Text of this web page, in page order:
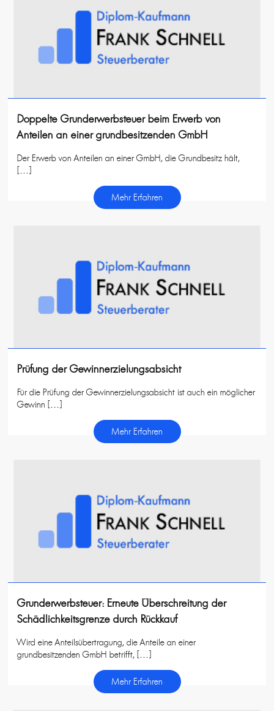
Doppelte Grunderwerbsteuer beim Erwerb von
Anteilen an einer grundbesitzenden GmbH
Der Erwerb von Anteilen an einer GmbH, die Grundbesitz hält,
[…]
Mehr Erfahren
Prüfung der Gewinnerzielungsabsicht
Für die Prüfung der Gewinnerzielungsabsicht ist auch ein möglicher
Gewinn […]
Mehr Erfahren
Grunderwerbsteuer: Erneute Überschreitung der
Schädlichkeitsgrenze durch Rückkauf
Wird eine Anteilsübertragung, die Anteile an einer
grundbesitzenden GmbH betrifft, […]
Mehr Erfahren